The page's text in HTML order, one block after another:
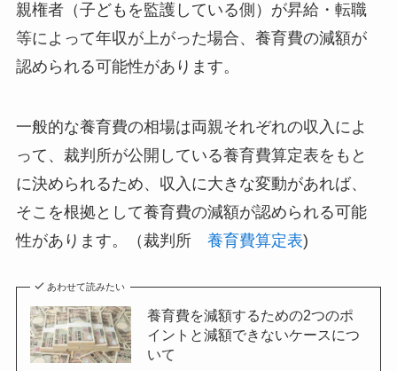
親権者（子どもを監護している側）が昇給・転職
等によって年収が上がった場合、養育費の減額が
認められる可能性があります。
一般的な養育費の相場は両親それぞれの収入によ
って、裁判所が公開している養育費算定表をもと
に決められるため、収入に大きな変動があれば、
そこを根拠として養育費の減額が認められる可能
性があります。（裁判所 養育費算定表)
あわせて読みたい
養育費を減額するための2つのポ
イントと減額できないケースにつ
いて